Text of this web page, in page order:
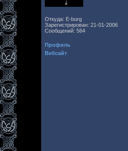
Откуда: E-burg
Зарегистрирован: 21-01-2006
Сообщений: 564
Профиль
Вебсайт